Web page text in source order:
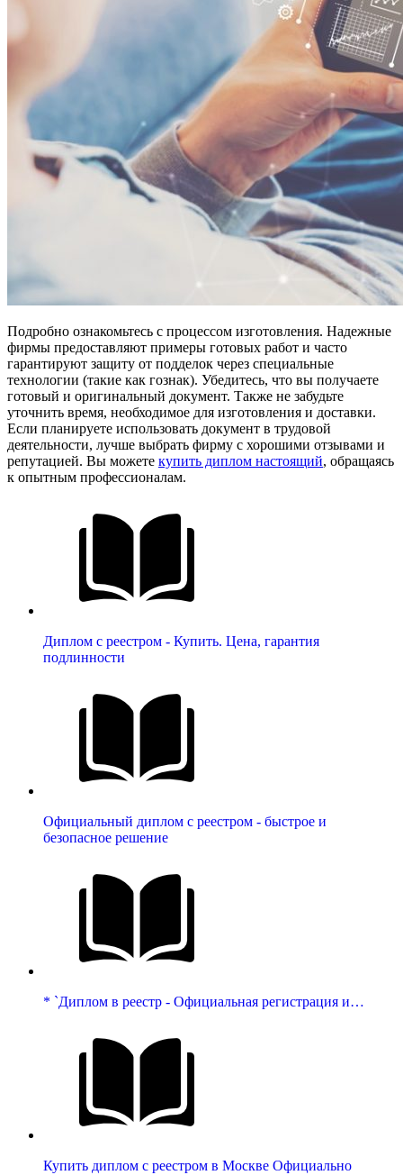
Подробно ознакомьтесь с процессом изготовления. Надежные
фирмы предоставляют примеры готовых работ и часто
гарантируют защиту от подделок через специальные
технологии (такие как гознак). Убедитесь, что вы получаете
готовый и оригинальный документ. Также не забудьте
уточнить время, необходимое для изготовления и доставки.
Если планируете использовать документ в трудовой
деятельности, лучше выбрать фирму с хорошими отзывами и
репутацией. Вы можете купить диплом настоящий, обращаясь
к опытным профессионалам.
Диплом с реестром - Купить. Цена, гарантия
подлинности
Официальный диплом с реестром - быстрое и
безопасное решение
* `Диплом в реестр - Официальная регистрация и…
Купить диплом с реестром в Москве Официально